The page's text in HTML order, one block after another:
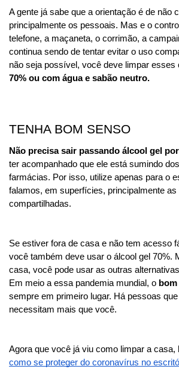
A gente já sabe que a orientação é de não
principalmente os pessoais. Mas e o
telefone, a maçaneta, o corrimão, a
continua sendo de tentar evitar o uso
não seja possível, você deve limpar esses
70% ou com água e sabão neutro.
TENHA BOM SENSO
Não precisa sair passando álcool gel
ter acompanhado que ele está sumindo
farmácias. Por isso, utilize apenas para o
falamos, em superfícies, principalmente as
compartilhadas.
Se estiver fora de casa e não tem acesso
você também deve usar o álcool gel 70%.
casa, você pode usar as outras
Em meio a essa pandemia mundial, o
sempre em primeiro lugar. Há pessoas
necessitam mais que você.
como se proteger do coronavírus no